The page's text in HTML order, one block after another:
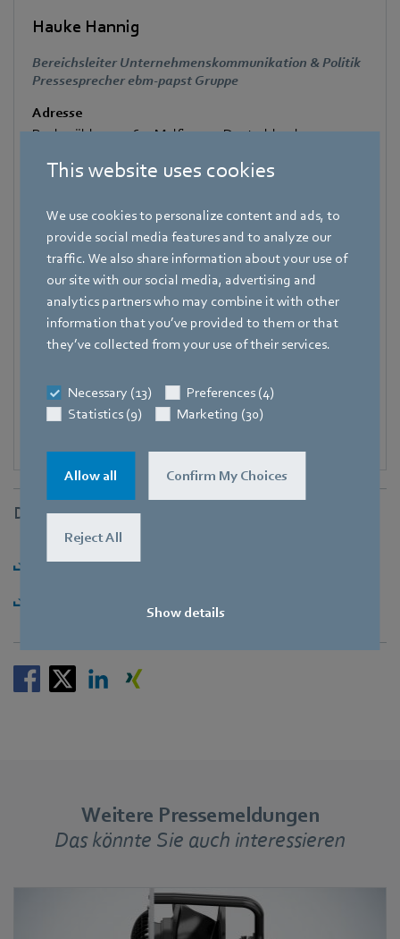
This website uses cookies
We use cookies to personalize content and ads, to
provide social media features and to analyze our
traffic. We also share information about your use of
our site with our social media, advertising and
analytics partners who may combine it with other
information that you’ve provided to them or that
they’ve collected from your use of their services.
Necessary (13)
Preferences (4)
Statistics (9)
Marketing (30)
Allow all Confirm My Choices
Reject All
Show details
Hauke Hannig
Bereichsleiter Unternehmenskommunikation & Politik
Pressesprecher ebm-papst Gruppe
Adresse
Bachmühle 2,74673 Mulfingen,Deutschland
Telefon
Fax
+49 7938 81-97105
Mobile
+49 171 3624067
Hauke.Hannig@de.ebmpapst.com
Downloads
Herunterladen [PDF] - 104,04KB
Weitere Pressemeldungen
Das könnte Sie auch interessieren